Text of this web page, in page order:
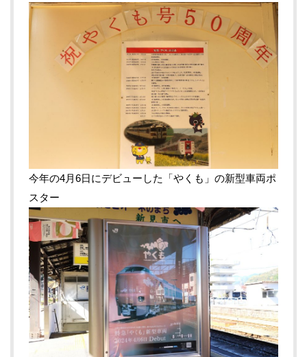
今年の4月6日にデビューした「やくも」の新型車両ポ
スター